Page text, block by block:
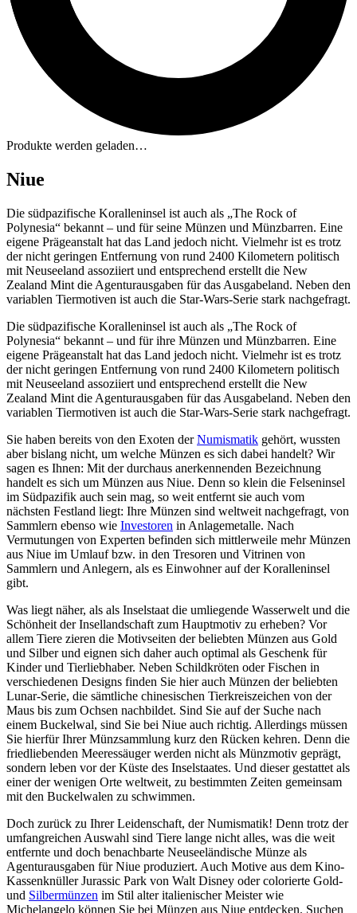
Produkte werden geladen…
Niue
Die südpazifische Koralleninsel ist auch als „The Rock of
Polynesia“ bekannt – und für seine Münzen und Münzbarren. Eine
eigene Prägeanstalt hat das Land jedoch nicht. Vielmehr ist es trotz
der nicht geringen Entfernung von rund 2400 Kilometern politisch
mit Neuseeland assoziiert und entsprechend erstellt die New
Zealand Mint die Agenturausgaben für das Ausgabeland. Neben den
variablen Tiermotiven ist auch die Star-Wars-Serie stark nachgefragt.
Die südpazifische Koralleninsel ist auch als „The Rock of
Polynesia“ bekannt – und für ihre Münzen und Münzbarren. Eine
eigene Prägeanstalt hat das Land jedoch nicht. Vielmehr ist es trotz
der nicht geringen Entfernung von rund 2400 Kilometern politisch
mit Neuseeland assoziiert und entsprechend erstellt die New
Zealand Mint die Agenturausgaben für das Ausgabeland. Neben den
variablen Tiermotiven ist auch die Star-Wars-Serie stark nachgefragt.
Sie haben bereits von den Exoten derNumismatik gehört, wussten
aber bislang nicht, um welche Münzen es sich dabei handelt? Wir
sagen es Ihnen: Mit der durchaus anerkennenden Bezeichnung
handelt es sich um Münzen aus Niue. Denn so klein die Felseninsel
im Südpazifik auch sein mag, so weit entfernt sie auch vom
nächsten Festland liegt: Ihre Münzen sind weltweit nachgefragt, von
Sammlern ebenso wie Investoren in Anlagemetalle. Nach
Vermutungen von Experten befinden sich mittlerweile mehr Münzen
aus Niue im Umlauf bzw. in den Tresoren und Vitrinen von
Sammlern und Anlegern, als es Einwohner auf der Koralleninsel
gibt.
Was liegt näher, als als Inselstaat die umliegende Wasserwelt und die
Schönheit der Insellandschaft zum Hauptmotiv zu erheben? Vor
allem Tiere zieren die Motivseiten der beliebten Münzen aus Gold
und Silber und eignen sich daher auch optimal als Geschenk für
Kinder und Tierliebhaber. Neben Schildkröten oder Fischen in
verschiedenen Designs finden Sie hier auch Münzen der beliebten
Lunar-Serie, die sämtliche chinesischen Tierkreiszeichen von der
Maus bis zum Ochsen nachbildet. Sind Sie auf der Suche nach
einem Buckelwal, sind Sie bei Niue auch richtig. Allerdings müssen
Sie hierfür Ihrer Münzsammlung kurz den Rücken kehren. Denn die
friedliebenden Meeressäuger werden nicht als Münzmotiv geprägt,
sondern leben vor der Küste des Inselstaates. Und dieser gestattet als
einer der wenigen Orte weltweit, zu bestimmten Zeiten gemeinsam
mit den Buckelwalen zu schwimmen.
Doch zurück zu Ihrer Leidenschaft, der Numismatik! Denn trotz der
umfangreichen Auswahl sind Tiere lange nicht alles, was die weit
entfernte und doch benachbarte Neuseeländische Münze als
Agenturausgaben für Niue produziert. Auch Motive aus dem Kino-
Kassenknüller Jurassic Park von Walt Disney oder colorierte Gold-
und Silbermünzen im Stil alter italienischer Meister wie
Michelangelo können Sie bei Münzen aus Niue entdecken. Suchen